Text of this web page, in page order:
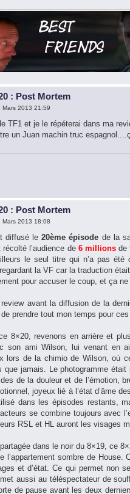
: Post Mortem
Mars 2013 21:59
TF1 et je le répéterai dans ma
un Juan machin truc
: Post Mortem
Mars 2013 18:08
diffusé le 20ème épisode de la
récolté l’audience de 6 millionsde
le seul titre qui n’a pas
la VF car la traduction
pour accuser le coup, et ça
avant la diffusion de la
prendre tout mon temps pour
8×20, revenons en arrière et
son ami Wilson, lui venant en
lors de la chimio de Wilson, où
que jamais. Le photogramme
de la douleur et de l’émotion,
joyeux lié à l’état d’âme
dans les épisodes restants,
se combine toujours avec
RSL et HL auront les visages
dans le noir du 8×19, ce
l’appartement sombre de House.
et d’état. Ce qui permet non
aussi au téléspectateur de
de pause avant les deux